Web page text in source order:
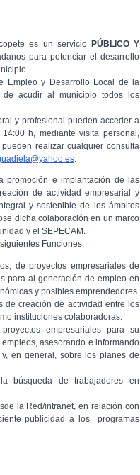
es un servicio PÚBLICO Y
para potenciar el desarrollo
.
Empleo y Desarrollo Local de la
de acudir al municipio todos los
y profesional pueden acceder a
h, mediante visita personal,
realizar cualquier consulta
.
promoción e implantación de las
de actividad empresarial y
y sostenible de los ámbitos
dicha colaboración en un marco
y el SEPECAM.
Funciones:
de proyectos empresariales de
para al generación de empleo en
y posibles emprendedores.
de creación de actividad entre los
instituciones colaboradoras.
empresariales para su
asesorando e informando
en general, sobre los planes de
búsqueda de trabajadores en
la Red/intranet, en relación con
publicidad a los programas